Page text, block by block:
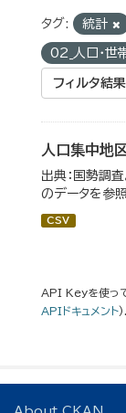
タグ: 統計
02_人口・世
フィルタ結果
人口集中地
出典：国勢調
のデータを参
CSV
API Keyを使って
APIドキュメント).